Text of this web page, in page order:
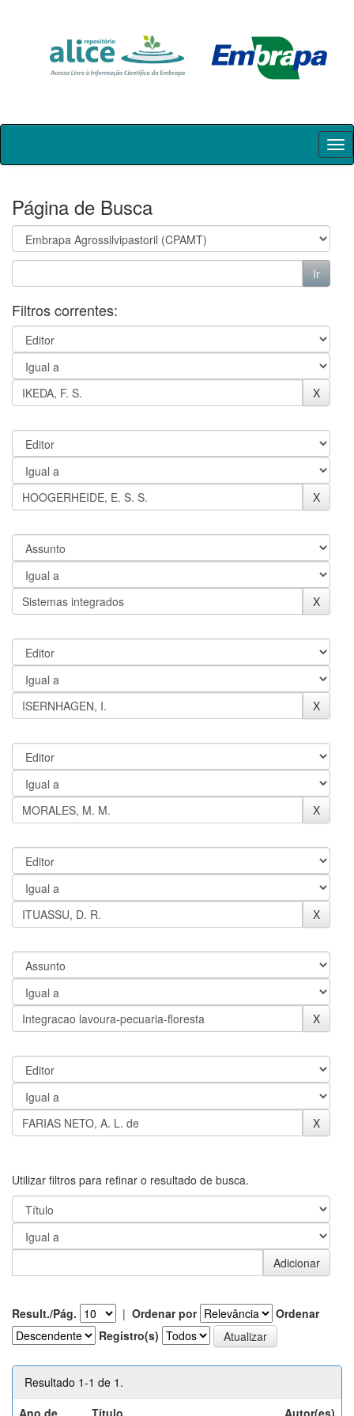
Skip
Página de Busca
Filtros correntes:
Utilizar filtros para refinar o resultado de busca.
Result./Pág. | Ordenar por
Ordenar
Registro(s)
Resultado 1-1 de 1.
Ano de
Título Autor(es)